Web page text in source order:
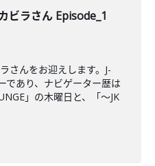
ビラさん Episode_1
さんをお迎えします。J-
であり、ナビゲーター歴は
」の木曜日と、「〜JK